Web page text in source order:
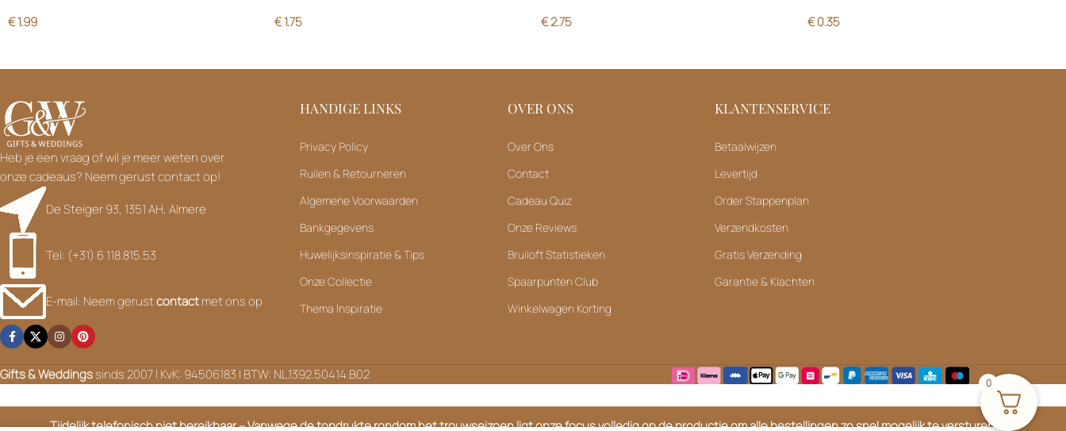
Tijdelijk telefonisch niet bereikbaar – Vanwege de topdrukte rondom het trouwseizoen ligt onze focus volledig op de productie om alle bestellingen zo snel mogelijk te versturen. We
€1.99
€1.75
€2.75
€0.35
Heb je een vraag of wil je meer weten over
onze cadeaus? Neem gerust contact op!
De Steiger 93, 1351 AH, Almere
Tel: (+31) 6 118.815.53
E-mail: Neem gerustcontactmet ons op
HANDIGE LINKS
Privacy Policy
Ruilen & Retourneren
Algemene Voorwaarden
Bankgegevens
Huwelijksinspiratie & Tips
Onze Collectie
Thema Inspiratie
OVER ONS
Over Ons
Contact
Cadeau Quiz
Onze Reviews
Bruiloft Statistieken
Spaarpunten Club
Winkelwagen Korting
KLANTENSERVICE
Betaalwijzen
Levertijd
Order Stappenplan
Verzendkosten
Gratis Verzending
Garantie & Klachten
Gifts & Weddingssinds 2007 | KvK: 94506183 | BTW: NL.1392.50414.B02
0